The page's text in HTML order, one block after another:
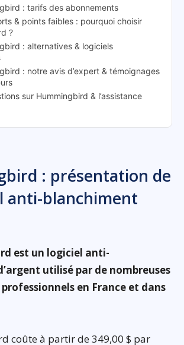
: tarifs des abonnements
& points faibles : pourquoi choisir
?
: alternatives & logiciels
: notre avis d’expert & témoignages
sur Hummingbird & l’assistance
: présentation de
anti-blanchiment
est un logiciel anti-
utilisé par de nombreuses
en France et dans
coûte à partir de 349,00 $ par